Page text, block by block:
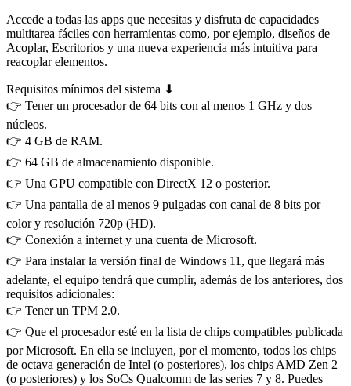
Accede a todas las apps que necesitas y disfruta de capacidades
multitarea fáciles con herramientas como, por ejemplo, diseños de
Acoplar, Escritorios y una nueva experiencia más intuitiva para
reacoplar elementos.
Requisitos mínimos del sistema ⬇
👉 Tener un procesador de 64 bits con al menos 1 GHz y dos
núcleos.
👉 4 GB de RAM.
👉 64 GB de almacenamiento disponible.
👉 Una GPU compatible con DirectX 12 o posterior.
👉 Una pantalla de al menos 9 pulgadas con canal de 8 bits por
color y resolución 720p (HD).
👉 Conexión a internet y una cuenta de Microsoft.
👉 Para instalar la versión final de Windows 11, que llegará más
adelante, el equipo tendrá que cumplir, además de los anteriores, dos
requisitos adicionales:
👉 Tener un TPM 2.0.
👉 Que el procesador esté en la lista de chips compatibles publicada
por Microsoft. En ella se incluyen, por el momento, todos los chips
de octava generación de Intel (o posteriores), los chips AMD Zen 2
(o posteriores) y los SoCs Qualcomm de las series 7 y 8. Puedes